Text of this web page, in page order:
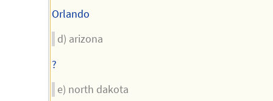
Orlando
d) arizona
?
e) north dakota